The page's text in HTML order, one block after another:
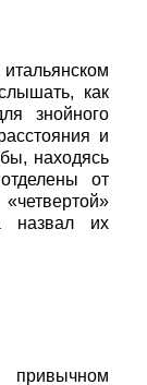
как
знойного
и
находясь
от
назвал их